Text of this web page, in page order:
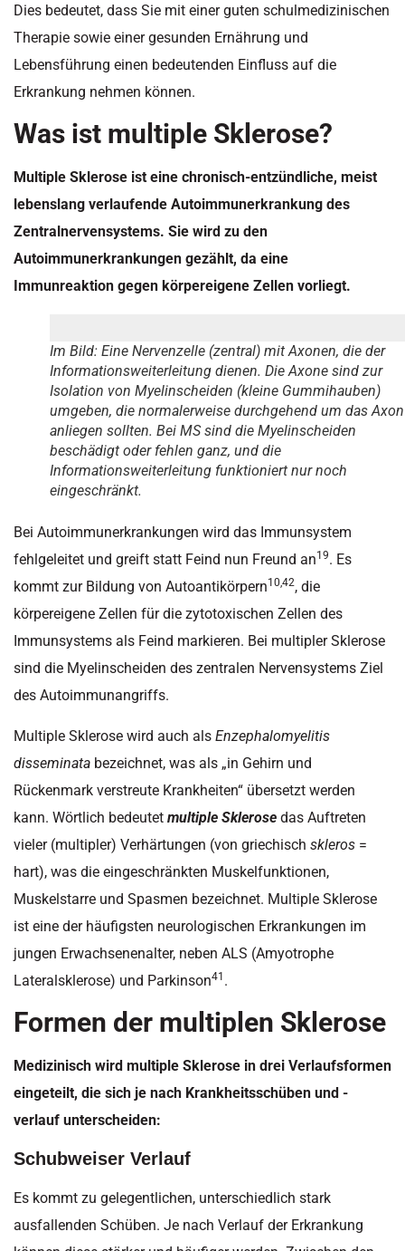
Dies bedeutet, dass Sie mit einer guten schulmedizinischen
Therapie sowie einer gesunden Ernährung und
Lebensführung einen bedeutenden Einfluss auf die
Erkrankung nehmen können.
Was ist multiple Sklerose?
Multiple Sklerose ist eine chronisch-entzündliche, meist
lebenslang verlaufende Autoimmunerkrankung des
Zentralnervensystems. Sie wird zu den
Autoimmunerkrankungen gezählt, da eine
Immunreaktion gegen körpereigene Zellen vorliegt.
Im Bild: Eine Nervenzelle (zentral) mit Axonen, die der
Informationsweiterleitung dienen. Die Axone sind zur
Isolation von Myelinscheiden (kleine Gummihauben)
umgeben, die normalerweise durchgehend um das Axon
anliegen sollten. Bei MS sind die Myelinscheiden
beschädigt oder fehlen ganz, und die
Informationsweiterleitung funktioniert nur noch
eingeschränkt.
Bei Autoimmunerkrankungen wird das Immunsystem
fehlgeleitet und greift statt Feind nun Freund an19. Es
kommt zur Bildung von Autoantikörpern10,42, die
körpereigene Zellen für die zytotoxischen Zellen des
Immunsystems als Feind markieren. Bei multipler Sklerose
sind die Myelinscheiden des zentralen Nervensystems Ziel
des Autoimmunangriffs.
Multiple Sklerose wird auch als Enzephalomyelitis
disseminata bezeichnet, was als „in Gehirn und
Rückenmark verstreute Krankheiten“ übersetzt werden
kann. Wörtlich bedeutet multiple Sklerose das Auftreten
vieler (multipler) Verhärtungen (von griechisch skleros =
hart), was die eingeschränkten Muskelfunktionen,
Muskelstarre und Spasmen bezeichnet. Multiple Sklerose
ist eine der häufigsten neurologischen Erkrankungen im
jungen Erwachsenenalter, neben ALS (Amyotrophe
Lateralsklerose) und Parkinson41 .
Formen der multiplen Sklerose
Medizinisch wird multiple Sklerose in drei Verlaufsformen
eingeteilt, die sich je nach Krankheitsschüben und -
verlauf unterscheiden:
Schubweiser Verlauf
Es kommt zu gelegentlichen, unterschiedlich stark
ausfallenden Schüben. Je nach Verlauf der Erkrankung